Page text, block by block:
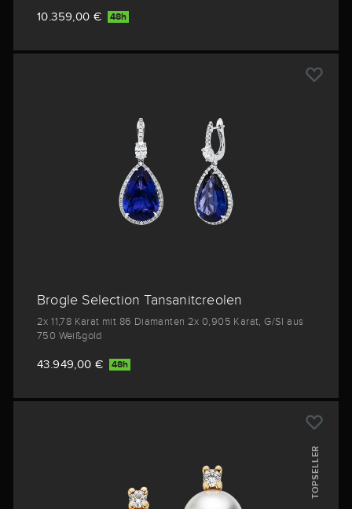
10.359,00 € 48h
Brogle Selection Tansanitcreolen
2x 11,78 Karat mit 86 Diamanten 2x 0,905 Karat, G/SI aus
750 Weißgold
43.949,00 € 48h
TOPSELLER